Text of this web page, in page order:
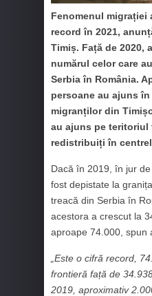
Fenomenul migrației
record în 2021,
Timiș. Față de 2020,
numărul celor care
Serbia în România.
persoane au ajuns
migranților din
au ajuns pe teritoriul
redistribuiți în
Dacă în 2019, în jur
fost depistate la
treacă din Serbia în
acestora a crescut la
aproape 74.000, spun
„Este o cifră record,
frontieră față de
2019, aproximativ